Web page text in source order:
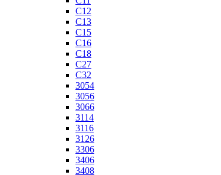
C12
C13
C15
C16
C18
C27
C32
3054
3056
3066
3114
3116
3126
3306
3406
3408